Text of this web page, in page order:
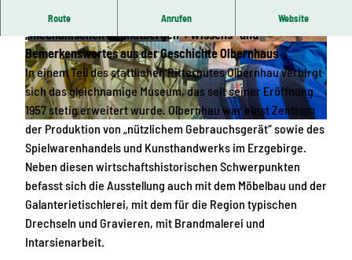
© Museum Olbernhau
M
u
s
e
u
m
O
l
b
e
r
© Museum Olbernhau
Route Anrufen Website
Zwischen „nützlichem Gebrauchsgerät“ und
„mechanischen Heimatbergen“: Wissens- und
Bemerkenswertes aus der Geschichte Olbernhaus
In einem Teil des stattlichen Rittergutes Olbernhau verbirgt
sich das gleichnamige Museum, das seit seiner Eröffnung
1957 stetig erweitert wurde. Olbernhau war einst Zentrum
der Produktion von „nützlichem Gebrauchsgerät“ sowie des
Spielwarenhandels und Kunsthandwerks im Erzgebirge.
Neben diesen wirtschaftshistorischen Schwerpunkten
befasst sich die Ausstellung auch mit dem Möbelbau und der
Galanterietischlerei, mit dem für die Region typischen
Drechseln und Gravieren, mit Brandmalerei und
Intarsienarbeit.